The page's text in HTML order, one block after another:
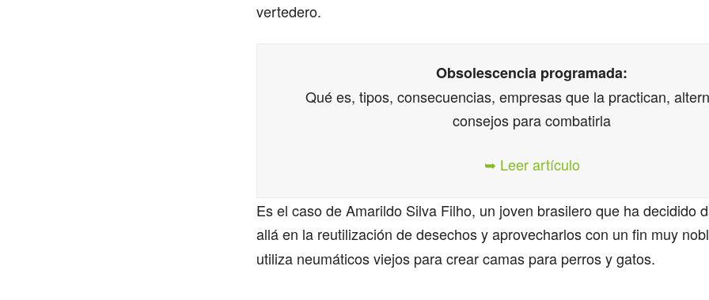
vertedero.
Obsolescencia programada:
Qué es, tipos, consecuencias, empresas que la practican,
consejos para combatirla
➥ Leer artículo
Es el caso de Amarildo Silva Filho, un joven brasilero que ha decidido
allá en la reutilización de desechos y aprovecharlos con un fin muy
utiliza neumáticos viejos para crear camas para perros y gatos.